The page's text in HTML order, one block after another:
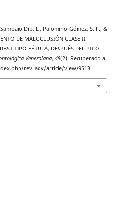
Dib, L., Palomino-Gómez, S. P., &
DE MALOCLUSIÓN CLASE II
TIPO FÉRULA, DESPUÉS DEL PICO
Venezolana, 49(2). Recuperado a
rev_aov/article/view/9513